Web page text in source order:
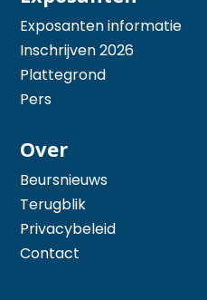
Exposanten informatie
Inschrijven 2026
Plattegrond
Pers
Over
Beursnieuws
Terugblik
Privacybeleid
Contact